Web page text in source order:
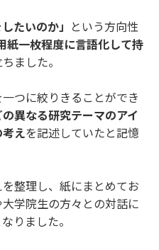
たいのか」
という方向性
紙一枚程度に言語化して持
ました。
つに絞りきることができ
異なる研究テーマのアイ
えを記述していたと記憶
整理し、紙にまとめてお
学院生の方々との対話に
りました。